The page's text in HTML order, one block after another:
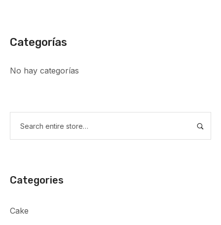
Categorías
No hay categorías
Categories
Cake